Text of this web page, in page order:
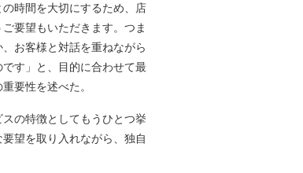
時間を大切にするため、店
要望もいただきます。つま
お客様と対話を重ねながら
す」と、目的に合わせて最
要性を述べた。
の特徴としてもうひとつ挙
望を取り入れながら、独自